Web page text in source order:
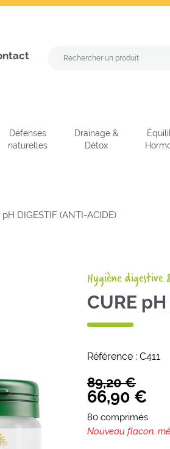
Défenses
naturelles
Drainage &
Détox
pH DIGESTIF (ANTI-ACIDE)
Hygiène
CURE
89,20€
Original
price
was:
89,20 €.
66,90 €
is:
80 comprimés
Nouveau flacon,
Référence : C411